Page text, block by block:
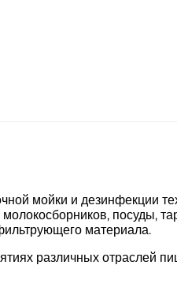
мойки и дезинфекции
посуды,
материала.
различных